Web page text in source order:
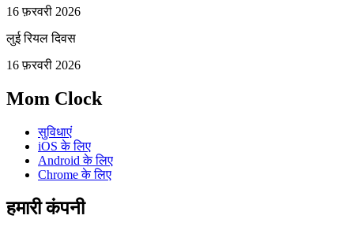
16 फ़रवरी 2026
लुई रियल दिवस
16 फ़रवरी 2026
Mom Clock
सुविधाएं
iOS के लिए
Android के लिए
Chrome के लिए
हमारी कंपनी